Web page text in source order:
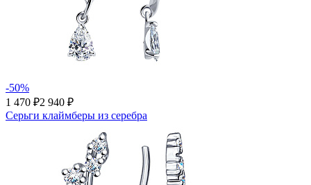
-50%
1 470 ₽2 940 ₽
Серьги клаймберы из серебра